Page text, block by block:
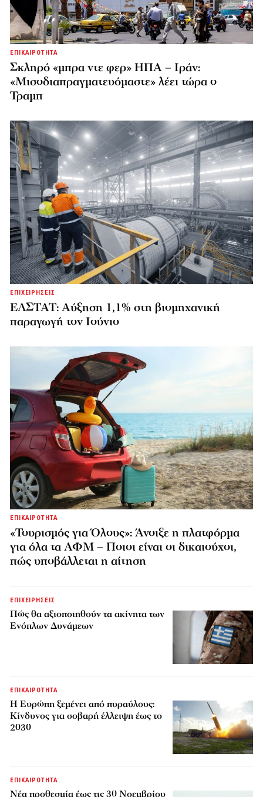
ΕΠΙΚΑΙΡΟΤΗΤΑ
Σκληρό «μπρα ντε φερ» ΗΠΑ – Ιράν:
«Μισοδιαπραγματευόμαστε» λέει τώρα ο
Τραμπ
ΕΠΙΧΕΙΡΗΣΕΙΣ
ΕΛΣΤΑΤ: Αύξηση 1,1% στη βιομηχανική
παραγωγή τον Ιούνιο
ΕΠΙΚΑΙΡΟΤΗΤΑ
«Τουρισμός για Όλους»: Άνοιξε η πλατφόρμα
για όλα τα ΑΦΜ – Ποιοι είναι οι δικαιούχοι,
πώς υποβάλλεται η αίτηση
ΕΠΙΧΕΙΡΗΣΕΙΣ
Πώς θα αξιοποιηθούν τα ακίνητα των
Ενόπλων Δυνάμεων
ΕΠΙΚΑΙΡΟΤΗΤΑ
H Ευρώπη ξεμένει από πυραύλους:
Κίνδυνος για σοβαρή έλλειψη έως το
2030
ΕΠΙΚΑΙΡΟΤΗΤΑ
Νέα προθεσμία έως τις 30 Νοεμβρίου